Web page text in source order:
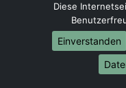
Umzug von
Umzug von
Umzüge-
Diese
Einverstanden